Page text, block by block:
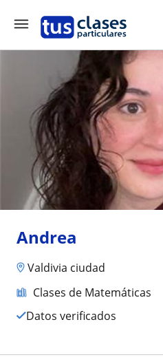
Andrea
Valdivia ciudad
Clases de Matemáticas
Datos verificados